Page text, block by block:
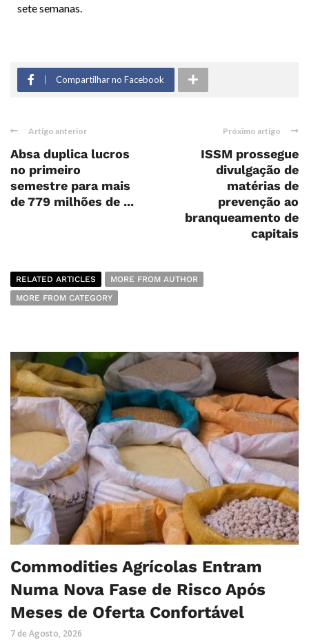
sete semanas.
Compartilhar no Facebook
Artigo anterior
Absa duplica lucros
no primeiro
semestre para mais
de 779 milhões de ...
Próximo artigo
ISSM prossegue
divulgação de
matérias de
prevenção ao
branqueamento de
capitais
RELATED ARTICLES
MORE FROM AUTHOR
MORE FROM CATEGORY
Commodities Agrícolas Entram
Numa Nova Fase de Risco Após
Meses de Oferta Confortável
7 de Agosto, 2026